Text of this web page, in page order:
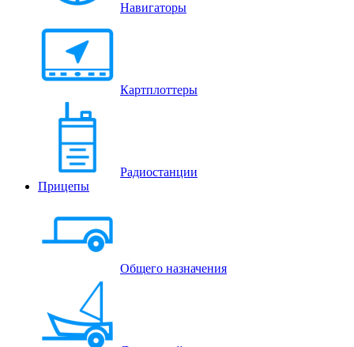
Навигаторы
Картплоттеры
Радиостанции
Прицепы
Общего назначения